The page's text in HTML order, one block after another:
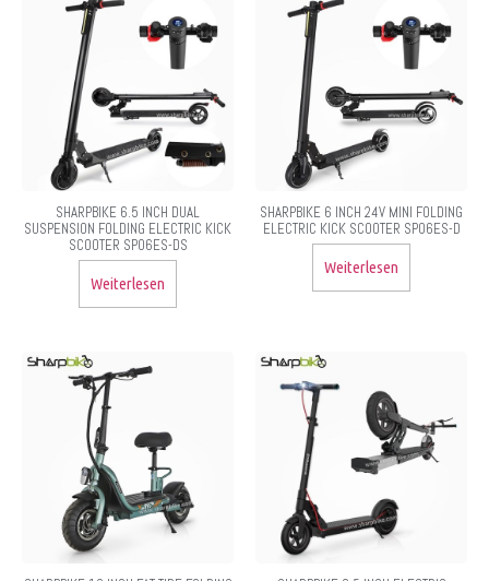
SHARPBIKE 6.5 INCH DUAL
SUSPENSION FOLDING ELECTRIC KICK
SCOOTER SP06ES-DS
Weiterlesen
SHARPBIKE 6 INCH 24V MINI FOLDING
ELECTRIC KICK SCOOTER SP06ES-D
Weiterlesen